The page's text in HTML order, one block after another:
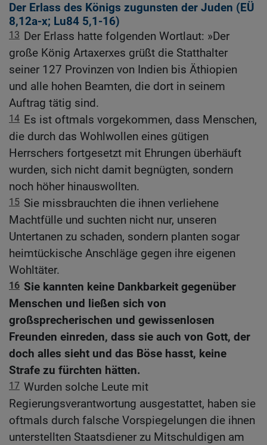
Der Erlass des Königs zugunsten der Juden (EÜ
8,12a-x; Lu84 5,1-16)
13 Der Erlass hatte folgenden Wortlaut: »Der
große König Artaxerxes grüßt die Statthalter
seiner 127 Provinzen von Indien bis Äthiopien
und alle hohen Beamten, die dort in seinem
Auftrag tätig sind.
14 Es ist oftmals vorgekommen, dass Menschen,
die durch das Wohlwollen eines gütigen
Herrschers fortgesetzt mit Ehrungen überhäuft
wurden, sich nicht damit begnügten, sondern
noch höher hinauswollten.
15 Sie missbrauchten die ihnen verliehene
Machtfülle und suchten nicht nur, unseren
Untertanen zu schaden, sondern planten sogar
heimtückische Anschläge gegen ihre eigenen
Wohltäter.
16 Sie kannten keine Dankbarkeit gegenüber
Menschen und ließen sich von
großsprecherischen und gewissenlosen
Freunden einreden, dass sie auch von Gott, der
doch alles sieht und das Böse hasst, keine
Strafe zu fürchten hätten.
17 Wurden solche Leute mit
Regierungsverantwortung ausgestattet, haben sie
oftmals durch falsche Vorspiegelungen die ihnen
unterstellten Staatsdiener zu Mitschuldigen am